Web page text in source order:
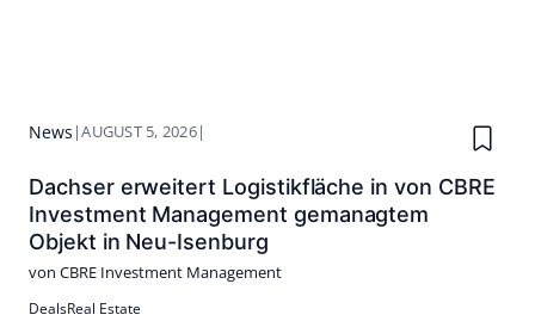
News |AUGUST 5, 2026|
Dachser erweitert Logistikfläche in von CBRE
Investment Management gemanagtem
Objekt in Neu-Isenburg
von CBRE Investment Management
DealsReal Estate